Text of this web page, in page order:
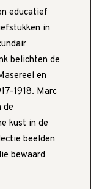
educatief
in
belichten de
en
1918. Marc
de
kust in de
beelden
bewaard